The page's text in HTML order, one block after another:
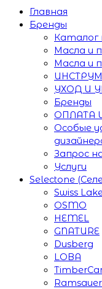
Главная
Бренды
Каталог
Масла и
Масла и
УХОД И
Бренды
ОПЛАТА
Особые
Запрос
Услуги
Selectone
Swiss
OSMO
HEMEL
GNATURE
Dusberg
LOBA